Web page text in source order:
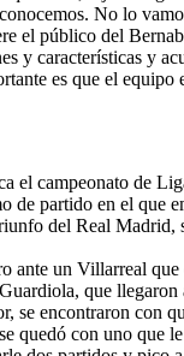
No lo
público del
y características y
es que el
el campeonato de
partido en el
del Real
un Villarreal
que
se encontraron con
con uno que